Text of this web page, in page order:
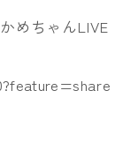
めちゃんLIVE